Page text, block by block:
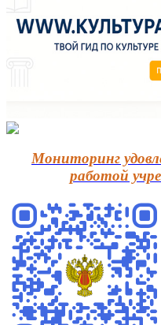
Мониторинг
работой